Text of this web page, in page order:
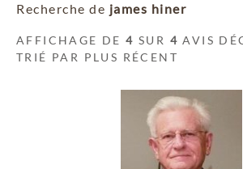
Recherche de james hiner
AFFICHAGE DE4 SUR 4 AVIS
TRIÉ PAR PLUS RÉCENT